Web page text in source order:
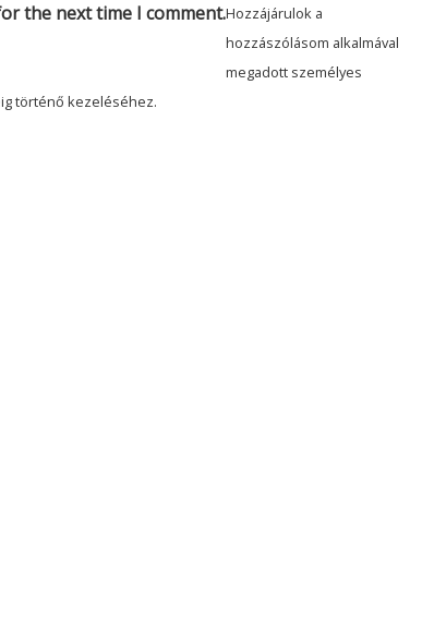
the next time I comment.Hozzájárulok a
hozzászólásom alkalmával
megadott személyes
történő kezeléséhez.